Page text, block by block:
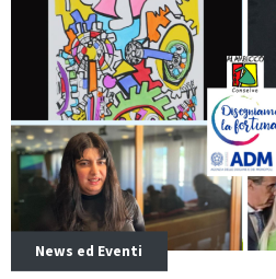
News ed Eventi